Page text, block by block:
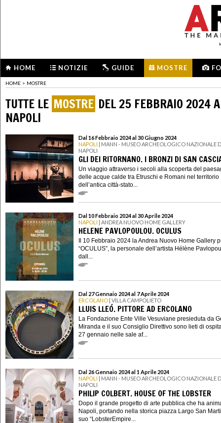
HOME NOTIZIE GUIDE MOSTRE
HOME > MOSTRE
TUTTE LE MOSTRE DEL 25 FEBBRAIO 2024 A
NAPOLI
Dal 16 Febbraio 2024 al 30 Giugno 2024
NAPOLI | MANN - MUSEO ARCHEOLOGICO NAZIONALE
NAPOLI
GLI DEI RITORNANO. I BRONZI DI SAN
Un viaggio attraverso i secoli alla scoperta del
delle acque calde tra Etruschi e Romani nel territorio
dell’antica città-stato...
Dal 10 Febbraio 2024 al 30 Aprile 2024
NAPOLI | ANDREA NUOVO HOME GALLERY
HELENE PAVLOPOULOU. OCULUS
Il 10 Febbraio 2024 la Andrea Nuovo Home Gallery
“OCULUS”, la personale dell’artista Hélène
dall...
Dal 27 Gennaio 2024 al 7 Aprile 2024
ERCOLANO | VILLA CAMPOLIETO
LLUIS LLEÓ. PITTORE AD ERCOLANO
La Fondazione Ente Ville Vesuviane presieduta da
Miranda e il suo Consiglio Direttivo sono lieti di
27 gennaio nelle sale af...
Dal 26 Gennaio 2024 al 1 Aprile 2024
NAPOLI | MANN - MUSEO ARCHEOLOGICO NAZIONALE
NAPOLI
PHILIP COLBERT. HOUSE OF THE LOBSTER
Dopo il grande progetto di arte pubblica che ha
Napoli, portando nella storica piazza Largo San
suo “LobsterEmpire...